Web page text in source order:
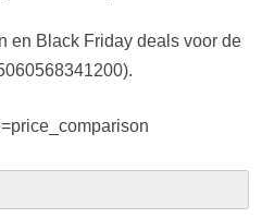
en Black Friday deals voor de